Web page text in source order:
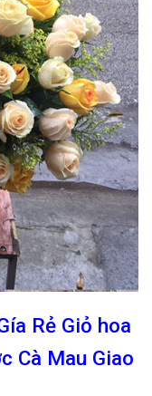
Rẻ Giỏ hoa
Cà Mau Giao